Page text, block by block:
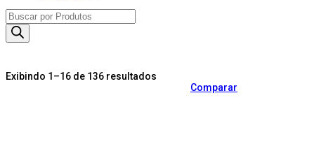
Products
search
Exibindo 1–16 de 136 resultados
Comparar